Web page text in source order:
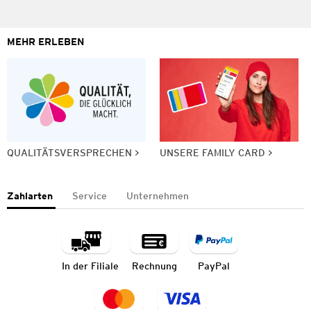
MEHR ERLEBEN
QUALITÄTSVERSPRECHEN UNSERE FAMILY CARD
Zahlarten Service Unternehmen
In der Filiale Rechnung PayPal